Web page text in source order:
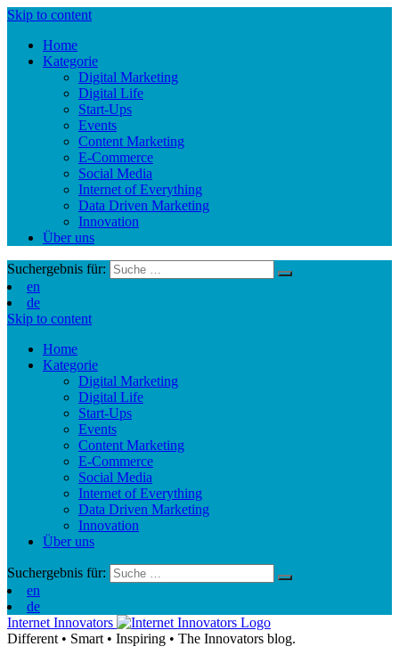
Skip to content
Home
Kategorie
Digital Marketing
Digital Life
Start-Ups
Events
Content Marketing
E-Commerce
Social Media
Internet of Everything
Data Driven Marketing
Innovation
Über uns
Suchergebnis für:
en
de
Skip to content
Home
Kategorie
Digital Marketing
Digital Life
Start-Ups
Events
Content Marketing
E-Commerce
Social Media
Internet of Everything
Data Driven Marketing
Innovation
Über uns
Suchergebnis für:
en
de
Internet Innovators
Different • Smart • Inspiring • The Innovators blog.